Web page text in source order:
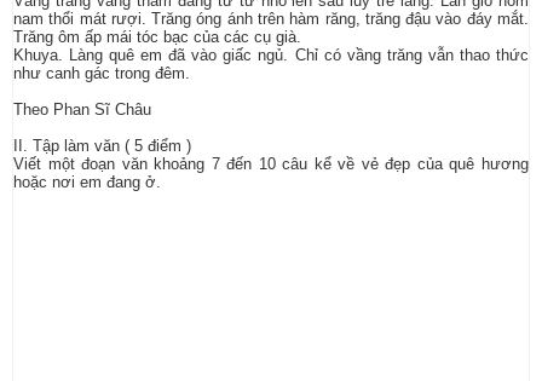
nam thổi mát rượi. Trăng óng ánh trên hàm răng, trăng đậu vào đáy mắt.
Trăng ôm ấp mái tóc bạc của các cụ già.
Khuya. Làng quê em đã vào giấc ngủ. Chỉ có vầng trăng vẫn thao thức
như canh gác trong đêm.
Theo Phan Sĩ Châu
II. Tập làm văn ( 5 điểm )
Viết một đoạn văn khoảng 7 đến 10 câu kể về vẻ đẹp của quê hương
hoặc nơi em đang ở.